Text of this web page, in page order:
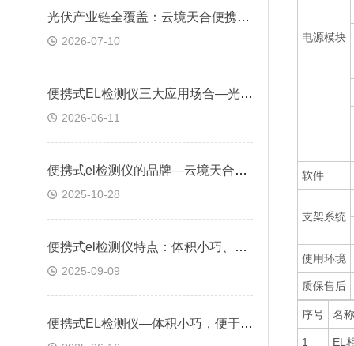
光伏产业链全覆盖：云境天合便携式EL检测仪在生产、质检、验收环节的作用
2026-07-10
便携式EL检测仪三大应用场合—光伏电站验收、组件产线质检、运维故障排查
2026-06-11
便携式el检测仪的品牌—云境天合应用于光伏太阳能电池板的内部缺陷检测
2025-10-28
便携式el检测仪特点：体积小巧、重量轻，配备轻便支架与手提箱单人可操作
2025-09-09
便携式EL检测仪—体积小巧，便于携带，适合现场检测作业
电源模块
软件
支架系统
使用环境
质保售后
序号 名称
1 EL